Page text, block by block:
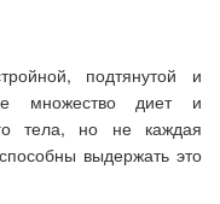
подтянутой и
множество диет и
тела, но не каждая
выдержать это